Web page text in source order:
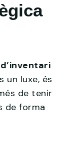
un luxe, és
de tenir
de forma